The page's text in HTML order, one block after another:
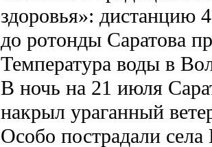
здоровья»: дистанцию
до ротонды Саратова
Температура воды в
В ночь на 21 июля
накрыл ураганный
Особо пострадали